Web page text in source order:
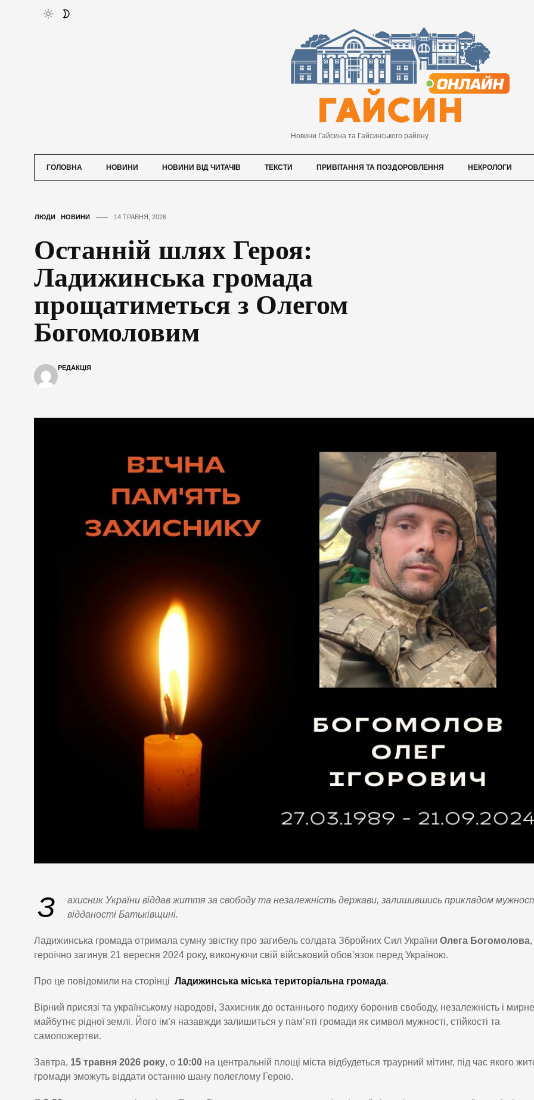
Новини Гайсина та Гайсинського району
ГОЛОВНА НОВИНИ НОВИНИ ВІД ЧИТАЧІВ ТЕКСТИ ПРИВІТАННЯ ТА ПОЗДОРОВЛЕННЯ НЕКРОЛОГИ
ЛЮДИ НОВИНИ 14 ТРАВНЯ, 2026
Останній шлях Героя:
Ладижинська громада
прощатиметься з Олегом
Богомоловим
РЕДАКЦІЯ
З
ахисник України віддав життя за свободу та незалежність держави, залишившись прикладом
відданості Батьківщині.
Ладижинська громада отримала сумну звістку про загибель солдата Збройних Сил України Олега Богомолова
героїчно загинув 21 вересня 2024 року, виконуючи свій військовий обов’язок перед Україною.
Про це повідомили на сторінці Ладижинська міська територіальна громада.
Вірний присязі та українському народові, Захисник до останнього подиху боронив свободу, незалежність і мирне
майбутнє рідної землі. Його ім’я назавжди залишиться у пам’яті громади як символ мужності, стійкості та
самопожертви.
Завтра, 15 травня 2026 року, о 10:00 на центральній площі міста відбудеться траурний мітинг, під час якого
громади зможуть віддати останню шану полеглому Герою.